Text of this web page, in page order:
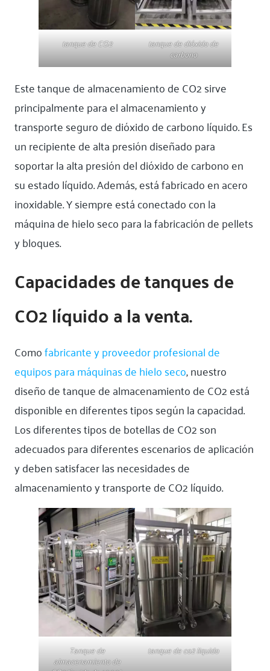
tanque de CO2 tanque de dióxido de
carbono
Este tanque de almacenamiento de CO2 sirve
principalmente para el almacenamiento y
transporte seguro de dióxido de carbono líquido. Es
un recipiente de alta presión diseñado para
soportar la alta presión del dióxido de carbono en
su estado líquido. Además, está fabricado en acero
inoxidable. Y siempre está conectado con la
máquina de hielo seco para la fabricación de pellets
y bloques.
Capacidades de tanques de
CO2 líquido a la venta.
Comofabricante y proveedor profesional de
equipos para máquinas de hielo seco, nuestro
diseño de tanque de almacenamiento de CO2 está
disponible en diferentes tipos según la capacidad.
Los diferentes tipos de botellas de CO2 son
adecuados para diferentes escenarios de aplicación
y deben satisfacer las necesidades de
almacenamiento y transporte de CO2 líquido.
Tanque de
almacenamiento de
tanque de co2 liquido